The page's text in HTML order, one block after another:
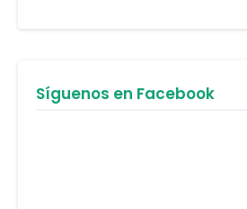
Síguenos en Facebook